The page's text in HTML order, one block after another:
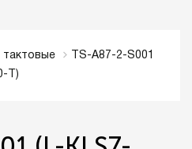
тактовые
TS-A87-2-S001
T)